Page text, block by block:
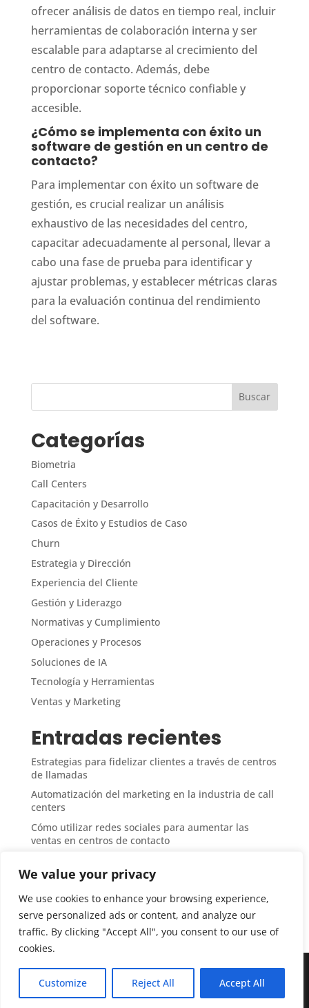
We value your privacy
We use cookies to enhance your browsing experience,
serve personalized ads or content, and analyze our
traffic. By clicking "Accept All", you consent to our use of
cookies.
Customize Reject All Accept All
ofrecer análisis de datos en tiempo real, incluir
herramientas de colaboración interna y ser
escalable para adaptarse al crecimiento del
centro de contacto. Además, debe
proporcionar soporte técnico confiable y
accesible.
¿Cómo se implementa con éxito un
software de gestión en un centro de
contacto?
Para implementar con éxito un software de
gestión, es crucial realizar un análisis
exhaustivo de las necesidades del centro,
capacitar adecuadamente al personal, llevar a
cabo una fase de prueba para identificar y
ajustar problemas, y establecer métricas claras
para la evaluación continua del rendimiento
del software.
Categorías
Biometria
Call Centers
Capacitación y Desarrollo
Casos de Éxito y Estudios de Caso
Churn
Estrategia y Dirección
Experiencia del Cliente
Gestión y Liderazgo
Normativas y Cumplimiento
Operaciones y Procesos
Soluciones de IA
Tecnología y Herramientas
Ventas y Marketing
Entradas recientes
Estrategias para fidelizar clientes a través de centros
de llamadas
Automatización del marketing en la industria de call
centers
Cómo utilizar redes sociales para aumentar las
ventas en centros de contacto
centers
Técnicas de upselling y cross-selling en atención
telefónica
©2025 Centrosdellamadas.com. Todos los derechos
reservados.